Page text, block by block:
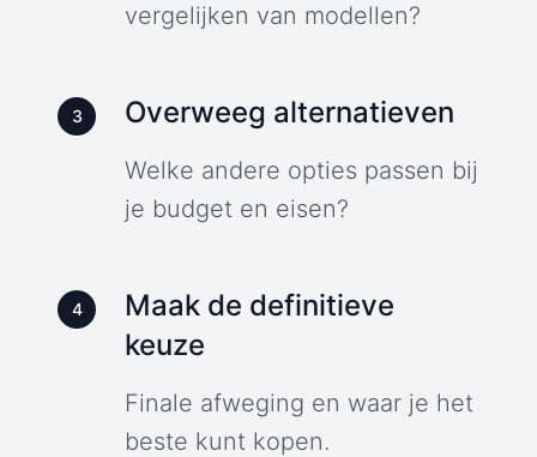
vergelijken van modellen?
3 Overweeg alternatieven
Welke andere opties passen bij
je budget en eisen?
4
Maak de definitieve
keuze
Finale afweging en waar je het
beste kunt kopen.